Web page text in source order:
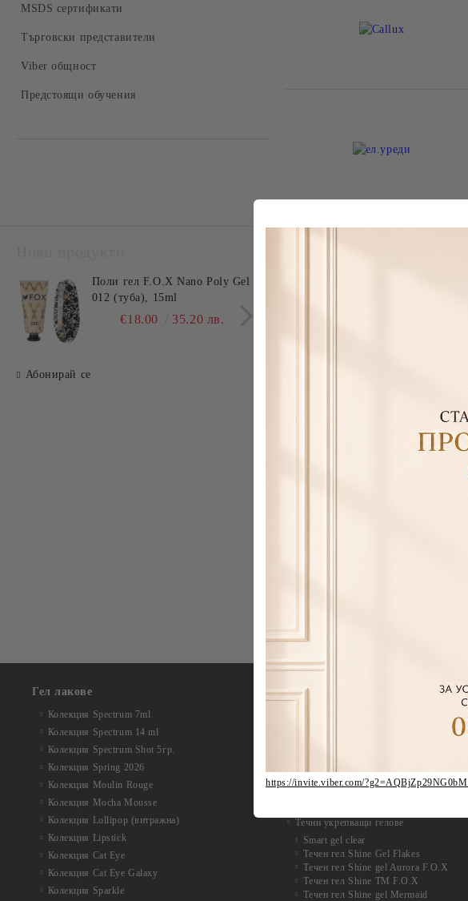
Твърдосплавни накрайници
Керамични накрайници
Накрайници за педикюр
MSDS сертификати
Търговски представители
Viber общност
Предстоящи обучения
Поли гел F.O.X Nano Poly Gel
012 (туба), 15ml
€18.00 35.20 лв.
Поли гел F.O.X Nano
Абонирай се
F.O.X AIR BASE-
ULTRABOND
F.O.X TOP STEEL,
ФИБРОСТЪКЛО
Гел лакове
Колекция Spectrum 7ml
Колекция Spectrum 14 ml
Колекция Spectrum Shot 5гр.
Колекция Spring 2026
Колекция Moulin Rouge
Колекция Mocha Mousse
Колекция Lollipop (витражна)
Колекция Lipstick
Колекция Cat Eye
Колекция Cat Eye Galaxy
Колекция Sparkle
Колекция Acryl gel bottle nude
Колекция Acryl gel Charm
Колекция Acryl gel Beverly
Течни укрепващи гелове
Smart gel clear
Течен гел Shine Gel Flakes
Течен гел Shine gel Aurora F.O.X
Течен гел Shine TM F.O.X
Течен гел Shine gel Mermaid
https://invite.viber.com/